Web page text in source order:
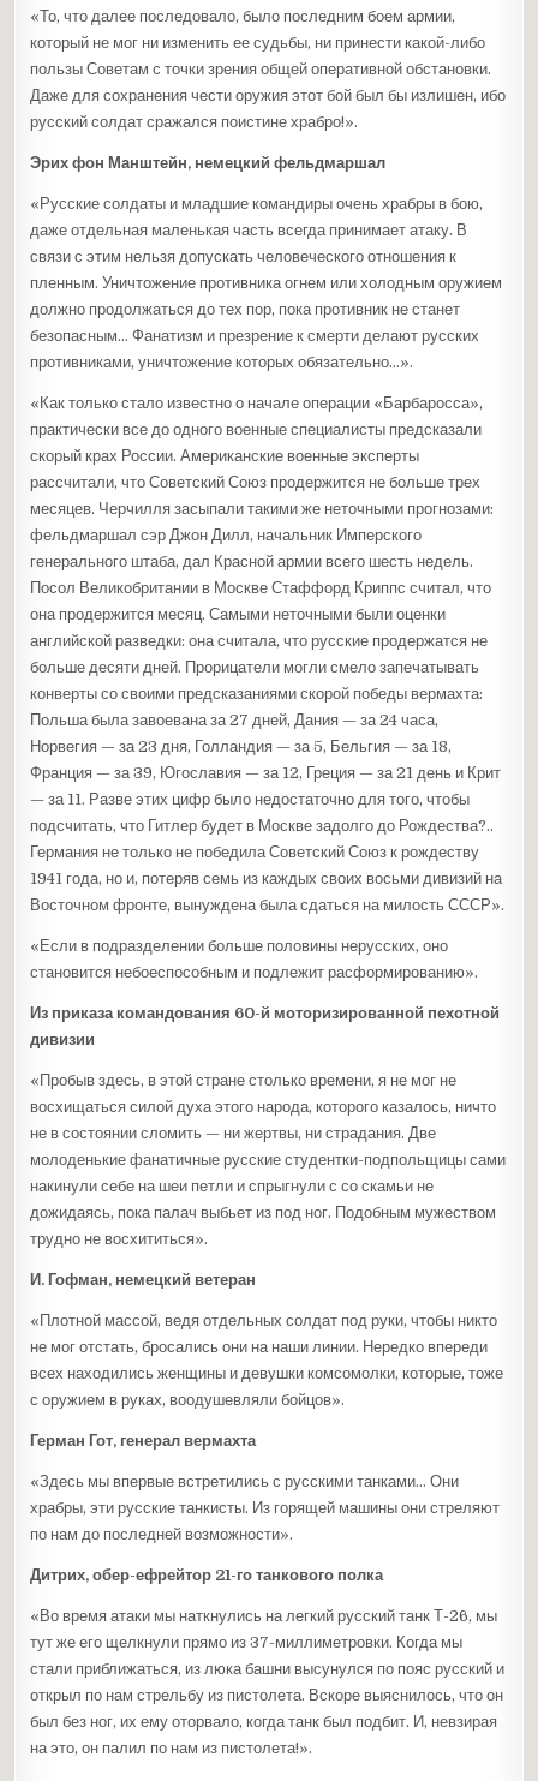
«То, что далее последовало, было последним боем армии,
который не мог ни изменить ее судьбы, ни принести какой-либо
пользы Советам с точки зрения общей оперативной обстановки.
Даже для сохранения чести оружия этот бой был бы излишен, ибо
русский солдат сражался поистине храбро!».
Эрих фон Манштейн, немецкий фельдмаршал
«Русские солдаты и младшие командиры очень храбры в бою,
даже отдельная маленькая часть всегда принимает атаку. В
связи с этим нельзя допускать человеческого отношения к
пленным. Уничтожение противника огнем или холодным оружием
должно продолжаться до тех пор, пока противник не станет
безопасным… Фанатизм и презрение к смерти делают русских
противниками, уничтожение которых обязательно…».
«Как только стало известно о начале операции «Барбаросса»,
практически все до одного военные специалисты предсказали
скорый крах России. Американские военные эксперты
рассчитали, что Советский Союз продержится не больше трех
месяцев. Черчилля засыпали такими же неточными прогнозами:
фельдмаршал сэр Джон Дилл, начальник Имперского
генерального штаба, дал Красной армии всего шесть недель.
Посол Великобритании в Москве Стаффорд Криппс считал, что
она продержится месяц. Самыми неточными были оценки
английской разведки: она считала, что русские продержатся не
больше десяти дней. Прорицатели могли смело запечатывать
конверты со своими предсказаниями скорой победы вермахта:
Польша была завоевана за 27 дней, Дания — за 24 часа,
Норвегия — за 23 дня, Голландия — за 5, Бельгия — за 18,
Франция — за 39, Югославия — за 12, Греция — за 21 день и Крит
— за 11. Разве этих цифр было недостаточно для того, чтобы
подсчитать, что Гитлер будет в Москве задолго до Рождества?..
Германия не только не победила Советский Союз к рождеству
1941 года, но и, потеряв семь из каждых своих восьми дивизий на
Восточном фронте, вынуждена была сдаться на милость СССР».
«Если в подразделении больше половины нерусских, оно
становится небоеспособным и подлежит расформированию».
Из приказа командования 60-й моторизированной пехотной
дивизии
«Пробыв здесь, в этой стране столько времени, я не мог не
восхищаться силой духа этого народа, которого казалось, ничто
не в состоянии сломить — ни жертвы, ни страдания. Две
молоденькие фанатичные русские студентки-подпольщицы сами
накинули себе на шеи петли и спрыгнули с со скамьи не
дожидаясь, пока палач выбьет из под ног. Подобным мужеством
трудно не восхититься».
И. Гофман, немецкий ветеран
«Плотной массой, ведя отдельных солдат под руки, чтобы никто
не мог отстать, бросались они на наши линии. Нередко впереди
всех находились женщины и девушки комсомолки, которые, тоже
с оружием в руках, воодушевляли бойцов».
Герман Гот, генерал вермахта
«Здесь мы впервые встретились с русскими танками… Они
храбры, эти русские танкисты. Из горящей машины они стреляют
по нам до последней возможности».
Дитрих, обер-ефрейтор 21-го танкового полка
«Во время атаки мы наткнулись на легкий русский танк Т-26, мы
тут же его щелкнули прямо из 37-миллиметровки. Когда мы
стали приближаться, из люка башни высунулся по пояс русский и
открыл по нам стрельбу из пистолета. Вскоре выяснилось, что он
был без ног, их ему оторвало, когда танк был подбит. И, невзирая
на это, он палил по нам из пистолета!».